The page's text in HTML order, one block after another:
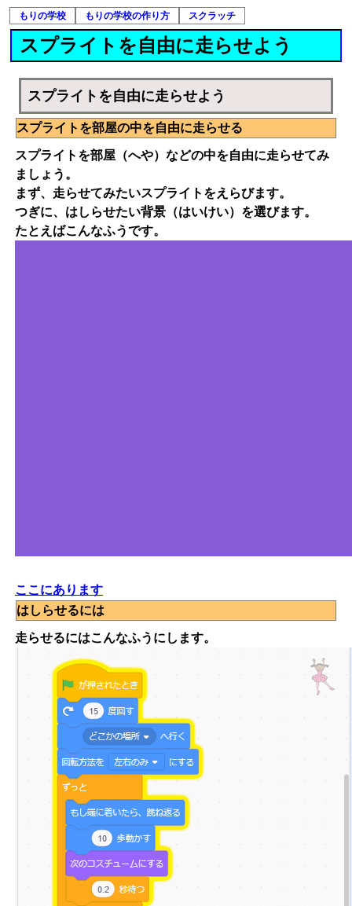
もりの学校 もりの学校の作り方 スクラッチ
スプライトを自由に走らせよう
スプライトを自由に走らせよう
スプライトを部屋の中を自由に走らせる
スプライトを部屋（へや）などの中を自由に走らせてみ
ましょう。
まず、走らせてみたいスプライトをえらびます。
つぎに、はしらせたい背景（はいけい）を選びます。
たとえばこんなふうです。
ここにあります
はしらせるには
走らせるにはこんなふうにします。